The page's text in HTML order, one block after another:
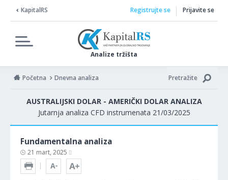
KapitalRS
Analize tržišta
Registrujte se Prijavite se
Početna Dnevna analiza Pretražite
AUSTRALIJSKI DOLAR - AMERIČKI DOLAR ANALIZA
Jutarnja analiza CFD instrumenata 21/03/2025
Fundamentalna analiza
21 mart, 2025